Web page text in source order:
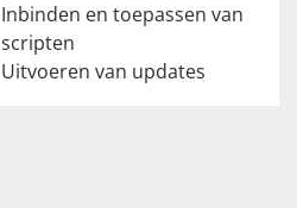
Inbinden en toepassen van
scripten
Uitvoeren van updates